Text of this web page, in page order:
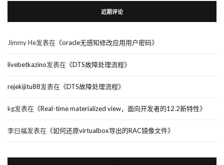
近期评论
Jimmy He发表在《oracle无感知修改应用用户密码》
livebetkazino发表在《DTS故障处理流程》
rejekijitu88发表在《DTS故障处理流程》
kg发表在《Real-time materialized view，面向开发者的12.2新特性》
李曰福发表在《如何还原virtualbox导出的RAC镜像文件》